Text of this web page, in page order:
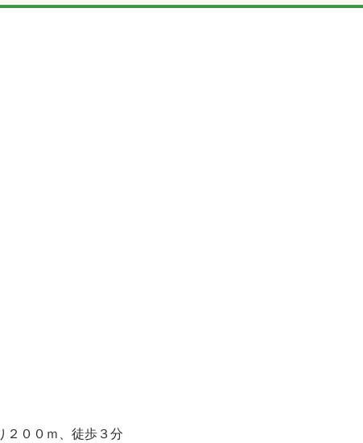
２００ｍ、徒歩３分